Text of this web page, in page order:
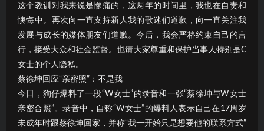
这个教训对我来说是惨痛的，这两年的时间里，我也在自责和
懊悔中。再次向一直支持新人我的歌迷们道歉，向一直关注我
发展与成长的媒体朋友们道歉。今后，我会严格约束自己的言
行，接受大众和社会监督。也请大家尊重和保护当事人特别是C
女士的个人隐私。
蔡徐坤回应“亲密照”：不是我
今日，狗仔爆料了一段“W女士”的录音和一张“蔡徐坤与W女士
亲密合照”。录音中，自称“W女士”的爆料人表示自己在17周岁
未成年时跟蔡徐坤回家，并称“我一开始只是想要他的联系方式”